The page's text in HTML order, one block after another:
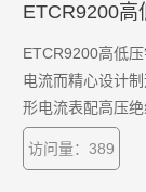
ETCR9200高
ETCR9200高低
电流而精心设计
形电流表配高压绝
访问量：389